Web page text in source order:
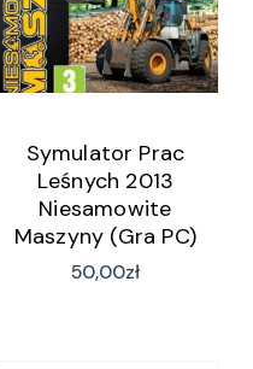
Symulator Prac
Leśnych 2013
Niesamowite
Maszyny (Gra PC)
50,00zł